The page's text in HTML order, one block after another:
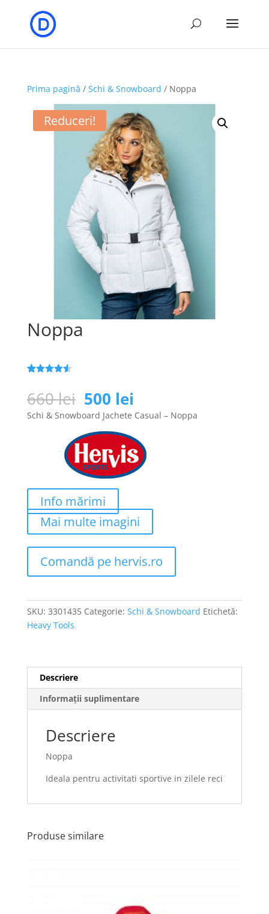
Prima pagină / Schi & Snowboard / Noppa
Reduceri!
Noppa
pe baza a
de evaluări
de la
660lei Prețul
inițial
a
fost:
660 lei.
500 lei
curent
este:
500 lei.
Schi & Snowboard Jachete Casual – Noppa
Info mărimi
Mai multe imagini
Comandă pe hervis.ro
SKU: 3301435 Categorie: Schi & Snowboard Etichetă:
Heavy Tools
Descriere
Informații suplimentare
Descriere
Noppa
Ideala pentru activitati sportive in zilele reci
Produse similare